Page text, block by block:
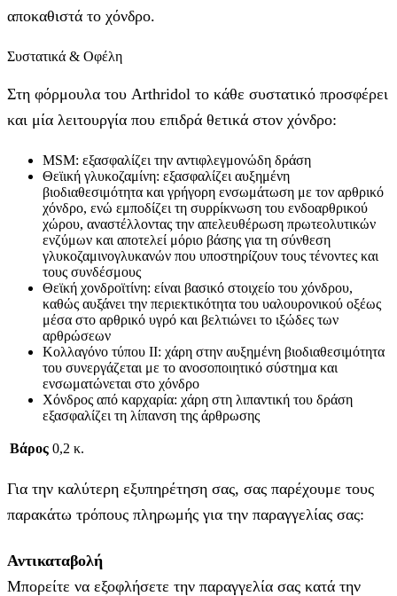
αποκαθιστά το χόνδρο.
Συστατικά & Οφέλη
Στη φόρμουλα του Arthridol το κάθε συστατικό προσφέρει
και μία λειτουργία που επιδρά θετικά στον χόνδρο:
MSM: εξασφαλίζει την αντιφλεγμονώδη δράση
Θεϊική γλυκοζαμίνη: εξασφαλίζει αυξημένη
βιοδιαθεσιμότητα και γρήγορη ενσωμάτωση με τον αρθρικό
χόνδρο, ενώ εμποδίζει τη συρρίκνωση του ενδοαρθρικού
χώρου, αναστέλλοντας την απελευθέρωση πρωτεολυτικών
ενζύμων και αποτελεί μόριο βάσης για τη σύνθεση
γλυκοζαμινογλυκανών που υποστηρίζουν τους τένοντες και
τους συνδέσμους
Θεϊκή χονδροϊτίνη: είναι βασικό στοιχείο του χόνδρου,
καθώς αυξάνει την περιεκτικότητα του υαλουρονικού οξέως
μέσα στο αρθρικό υγρό και βελτιώνει το ιξώδες των
αρθρώσεων
Κολλαγόνο τύπου ΙΙ: χάρη στην αυξημένη βιοδιαθεσιμότητα
του συνεργάζεται με το ανοσοποιητικό σύστημα και
ενσωματώνεται στο χόνδρο
Χόνδρος από καρχαρία: χάρη στη λιπαντική του δράση
εξασφαλίζει τη λίπανση της άρθρωσης
Βάρος 0,2 κ.
Για την καλύτερη εξυπηρέτηση σας, σας παρέχουμε τους
παρακάτω τρόπους πληρωμής για την παραγγελίας σας:
Αντικαταβολή
Μπορείτε να εξοφλήσετε την παραγγελία σας κατά την